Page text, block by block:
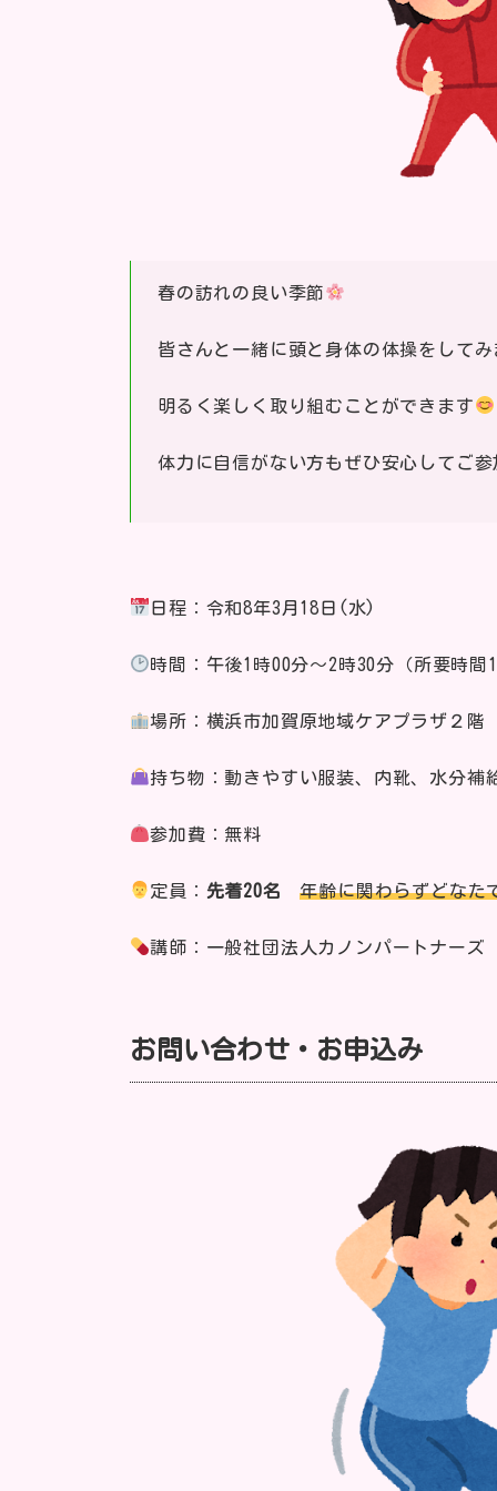
春の訪れの良い季節
皆さんと一緒に頭と身体の体操をして
明るく楽しく取り組むことができます
体力に自信がない方もぜひ安心してご
日程：令和8年3月18日(水)
時間：午後1時00分～2時30分（所要時間
場所：横浜市加賀原地域ケアプラザ２
持ち物：動きやすい服装、内靴、水分補
参加費：無料
定員： 先着20名 年齢に関わらずどなた
講師：一般社団法人カノンパートナー
お問い合わせ・お申込み